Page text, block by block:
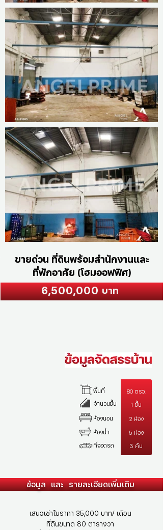
พื้นที่
จำนวนชั้น
ห้องนอน
ห้องน้ำ
ที่จอดรถ
80 ตรว.
1 ชั้น
2 ห้อง
5 ห้อง
3 คัน
ข้อมูล และ รายละเอียดเพิ่มเติม
เสนอเช่าในราคา 35,000 บาท/ เดือน
ที่ดินขนาด 80 ตารางวา
ขายด่วน ที่ดินพร้อมสำนักงานและ
ที่พักอาศัย (โฮมออฟฟิศ)
6,500,000 บาท